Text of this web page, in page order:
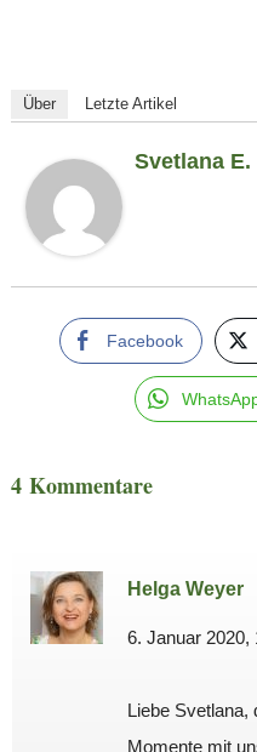
Über Letzte Artikel
Svetlana E.
Facebook
4 Kommentare
Helga Weyer
6. Januar 2020,
Liebe Svetlana,
Momente mit